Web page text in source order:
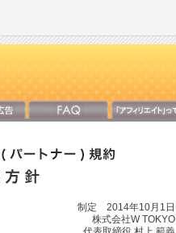
制定 2014年10月1日
株式会社W TOKYO